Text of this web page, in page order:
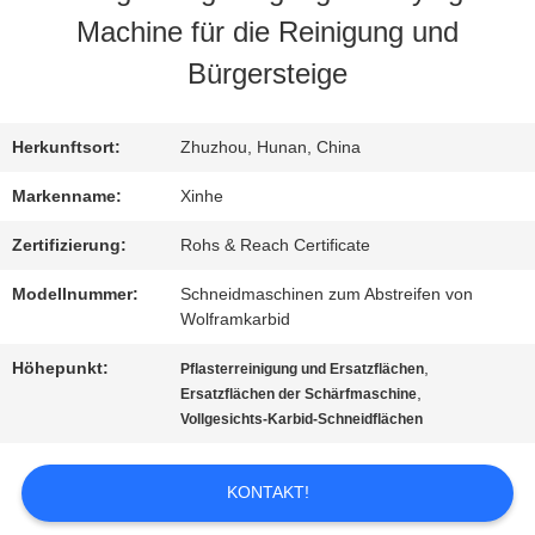
WERKSBESICHTIGUNG
QUALITÄTSKONTROLLE
NEUIGKEITEN
RECHTSSACHEN
Machine für die Reinigung und
Bürgersteige
Herkunftsort: Zhuzhou, Hunan, China
Markenname: Xinhe
Zertifizierung: Rohs & Reach Certificate
Modellnummer:
Schneidmaschinen zum Abstreifen von
Wolframkarbid
Höhepunkt: Pflasterreinigung und Ersatzflächen,
Ersatzflächen der Schärfmaschine,
Vollgesichts-Karbid-Schneidflächen
KONTAKT!